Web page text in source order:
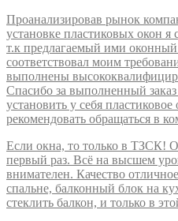
Проанализировав рынок
установке пластиковых окон
т.к предлагаемый ими
соответствовал моим
выполнены
Спасибо за выполненный
установить у себя пластиковое
рекомендовать обращаться в
Если окна, то только в ТЗСК!
первый раз. Всё на высшем
внимателен. Качество
спальне, балконный блок на
стеклить балкон, и только в